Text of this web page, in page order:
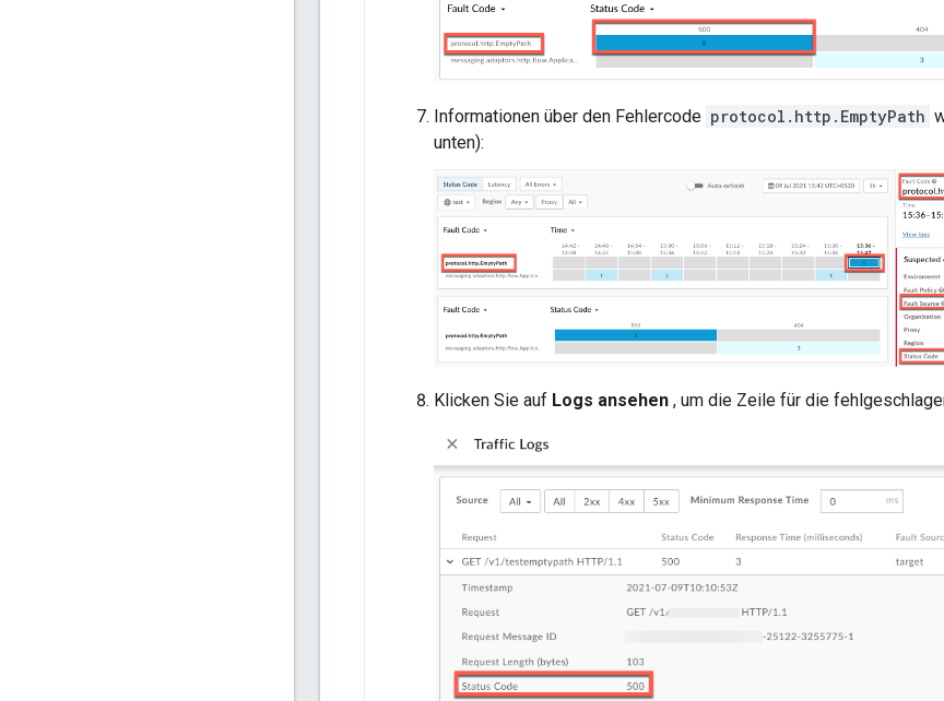
Informationen über den Fehlercode protocol.http.EmptyPath
unten):
Klicken Sie auf Logs ansehen , um die Zeile für die